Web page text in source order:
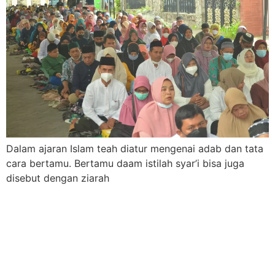
Dalam ajaran Islam teah diatur mengenai adab dan tata
cara bertamu. Bertamu daam istilah syar’i bisa juga
disebut dengan ziarah